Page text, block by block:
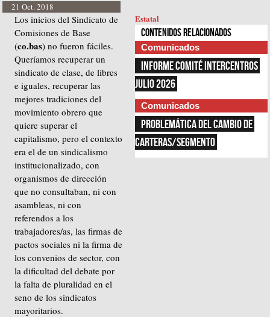
21 Oct. 2018
Los inicios del Sindicato de
Comisiones de Base
(co.bas) no fueron fáciles.
Queríamos recuperar un
sindicato de clase, de libres
e iguales, recuperar las
mejores tradiciones del
movimiento obrero que
quiere superar el
capitalismo, pero el contexto
era el de un sindicalismo
institucionalizado, con
organismos de dirección
que no consultaban, ni con
asambleas, ni con
referendos a los
trabajadores/as, las firmas de
pactos sociales ni la firma de
los convenios de sector, con
la dificultad del debate por
la falta de pluralidad en el
seno de los sindicatos
mayoritarios.
Estatal
Contenidos relacionados
Comunicados
INFORME COMITÉ INTERCENTROS
JULIO 2026
Comunicados
PROBLEMÁTICA DEL CAMBIO DE
CARTERAS/SEGMENTO